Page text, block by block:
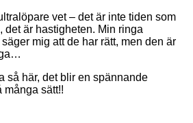
vet – det är inte tiden som
det är hastigheten. Min ringa
mig att de har rätt, men den är
så här, det blir en spännande
många sätt!!